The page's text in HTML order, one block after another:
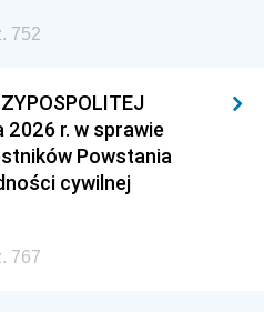
752
2026 r. w sprawie
Powstania
cywilnej
767